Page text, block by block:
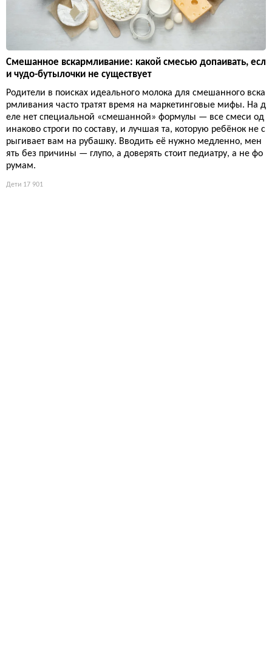
Смешанное вскармливание: какой смесью допаивать, есл
и чудо-бутылочки не существует
Родители в поисках идеального молока для смешанного вска
рмливания часто тратят время на маркетинговые мифы. На д
еле нет специальной «смешанной» формулы — все смеси од
инаково строги по составу, и лучшая та, которую ребёнок не с
рыгивает вам на рубашку. Вводить её нужно медленно, мен
ять без причины — глупо, а доверять стоит педиатру, а не фо
румам.
Дети 17 901